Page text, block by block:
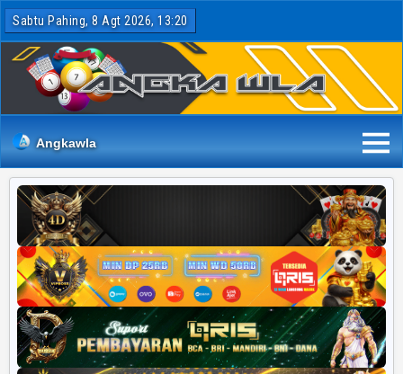
Sabtu Pahing, 8 Agt 2026, 13:20
Angkawla